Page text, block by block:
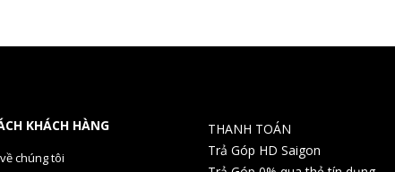
KHÁCH HÀNG
chúng tôi
THANH TOÁN
Trả Góp HD Saigon